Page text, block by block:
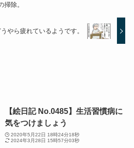
掃除。
うやら疲れているようです。
【絵日記 No.0485】生活習慣病に
気をつけましょう
2020年5月22日 18時24分18秒
2024年3月28日 15時57分03秒